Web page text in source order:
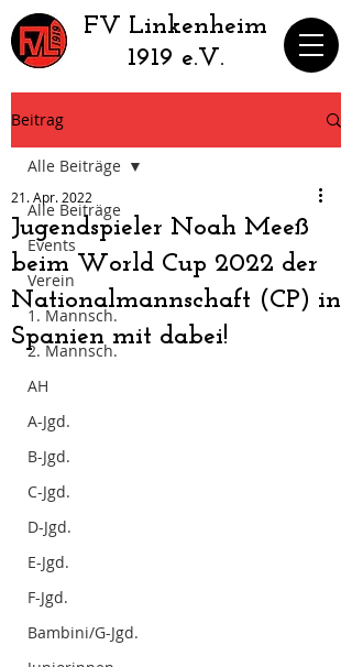
​FV Linkenheim
1919 e.V.
Beitrag
Alle Beiträge
Events
Verein
1. Mannsch.
2. Mannsch.
AH
A-Jgd.
B-Jgd.
C-Jgd.
D-Jgd.
E-Jgd.
F-Jgd.
Bambini/G-Jgd.
Alle Beiträge
Jugendspieler Noah Meeß
beim World Cup 2022 der
Nationalmannschaft (CP) in
Spanien mit dabei!
21. Apr. 2022